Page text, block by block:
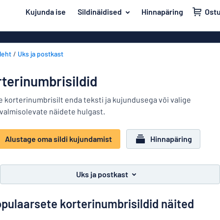
juurde
Kujunda ise Sildinäidised Hinnapäring
Uks ja postkast
Maja ja kodu
Liiklus ja sõidukid
Nimesildid
Dekaalid
Akrüülsildid
Dekaalid
Materjal
ja
postkast
Liiklus
Nimesildid
Tagasi
sildi kujundamist
Uks ja postkast
korterinumbrisilt enda teksti ja kujundusega või valige
näidete hulgast.
Alustage oma sildi kujundamist Hinnapäring
Uks ja postkast
korterinumbrisildid näited